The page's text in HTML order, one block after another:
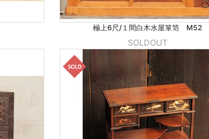
極上6尺/１間白木水屋箪笥 M52
SOLDOUT